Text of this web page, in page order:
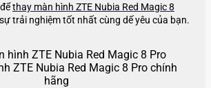
đểthay màn hình ZTE Nubia Red Magic 8
trải nghiệm tốt nhất cùng dế yêu của bạn.
ZTE Nubia Red Magic 8 Pro chính
hãng